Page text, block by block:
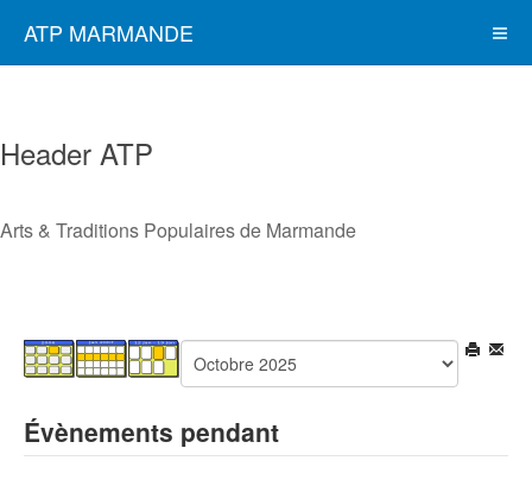
ATP MARMANDE
Header ATP
Arts & Traditions Populaires de Marmande
Évènements pendant